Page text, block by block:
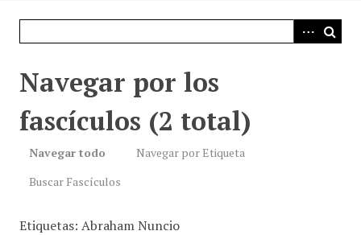
Navegar por los
fascículos (2 total)
Navegar todo
Navegar por Etiqueta
Buscar Fascículos
Etiquetas: Abraham Nuncio